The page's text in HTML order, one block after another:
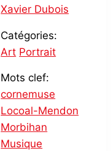
Xavier Dubois
Catégories:
Art Portrait
Mots clef:
cornemuse
Locoal-Mendon
Morbihan
Musique